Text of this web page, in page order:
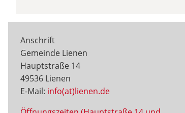
Anschrift
Gemeinde Lienen
Hauptstraße 14
49536 Lienen
E-Mail: info(at)lienen.de